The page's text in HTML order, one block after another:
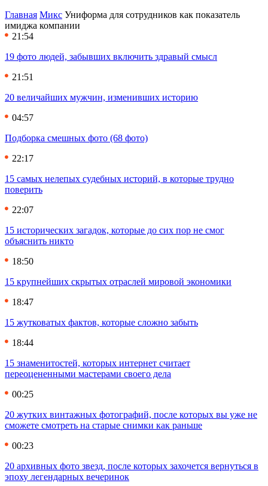
Главная Микс Униформа для сотрудников как показатель
имиджа компании
21:54
19 фото людей, забывших включить здравый смысл
21:51
20 величайших мужчин, изменивших историю
04:57
Подборка смешных фото (68 фото)
22:17
15 самых нелепых судебных историй, в которые трудно
поверить
22:07
15 исторических загадок, которые до сих пор не смог
объяснить никто
18:50
15 крупнейших скрытых отраслей мировой экономики
18:47
15 жутковатых фактов, которые сложно забыть
18:44
15 знаменитостей, которых интернет считает
переоцененными мастерами своего дела
00:25
20 жутких винтажных фотографий, после которых вы уже не
сможете смотреть на старые снимки как раньше
00:23
20 архивных фото звезд, после которых захочется вернуться в
эпоху легендарных вечеринок